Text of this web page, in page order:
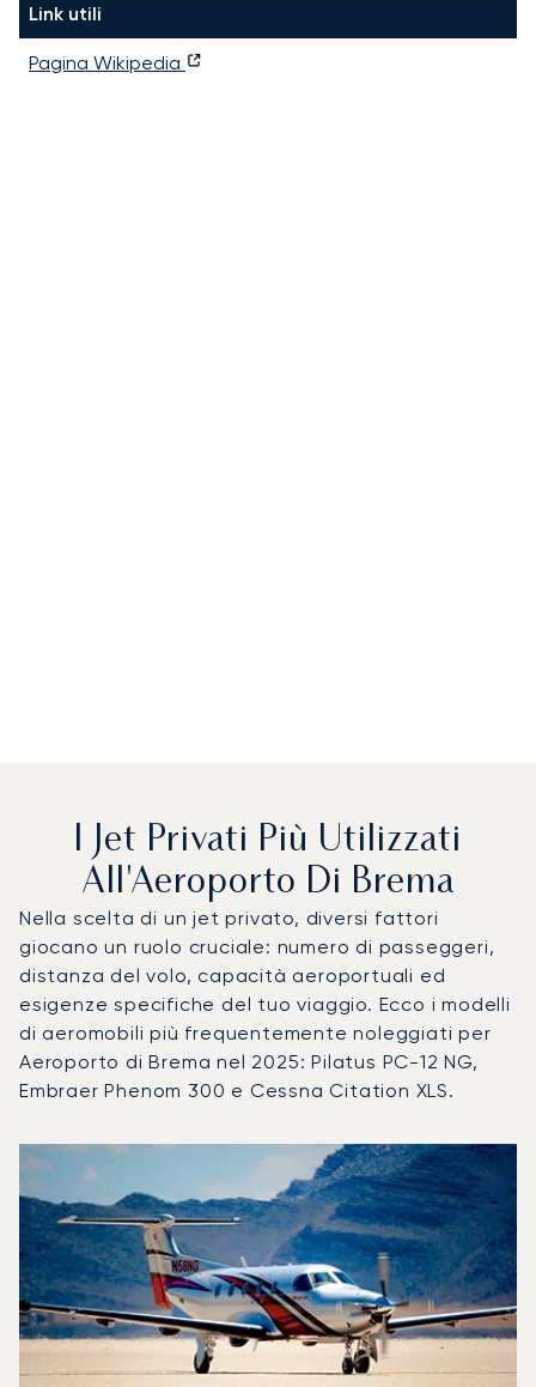
Link utili
Pagina Wikipedia
I Jet Privati Più Utilizzati
All'Aeroporto Di Brema
Nella scelta di un jet privato, diversi fattori
giocano un ruolo cruciale: numero di passeggeri,
distanza del volo, capacità aeroportuali ed
esigenze specifiche del tuo viaggio. Ecco i modelli
di aeromobili più frequentemente noleggiati per
Aeroporto di Brema nel 2025: Pilatus PC-12 NG,
Embraer Phenom 300 e Cessna Citation XLS.
Foto dell'aeromobile
Modello di aeromobile
Posti
Velocità (km/h)
Velocità (nodi)
Autonomia
Autonomia (NM)